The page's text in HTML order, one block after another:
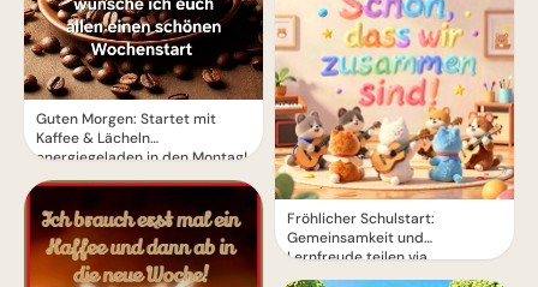
Guten Morgen: Startet mit
Kaffee & Lächeln
energiegeladen in den Montag!
Fröhlicher Schulstart:
Gemeinsamkeit und
Lernfreude teilen via
WhatsApp!